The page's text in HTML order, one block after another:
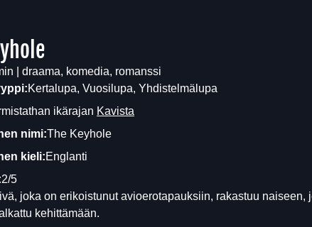
| draama, komedia, romanssi
Kertalupa, Vuosilupa, Yhdistelmälupa
ikärajan Kavista
nimi:The Keyhole
kieli:Englanti
2/5
joka on erikoistunut avioerotapauksiin, rakastuu naiseen,
kehittämään.